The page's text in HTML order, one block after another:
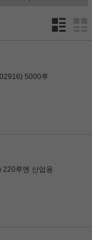
5000루
220루멘 산업용